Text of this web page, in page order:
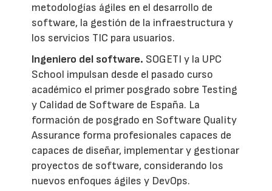
metodologías ágiles en el desarrollo de
software, la gestión de la infraestructura y
los servicios TIC para usuarios.
Ingeniero del software. SOGETI y la UPC
School impulsan desde el pasado curso
académico el primer posgrado sobre Testing
y Calidad de Software de España. La
formación de posgrado en Software Quality
Assurance forma profesionales capaces de
capaces de diseñar, implementar y gestionar
proyectos de software, considerando los
nuevos enfoques ágiles y DevOps.